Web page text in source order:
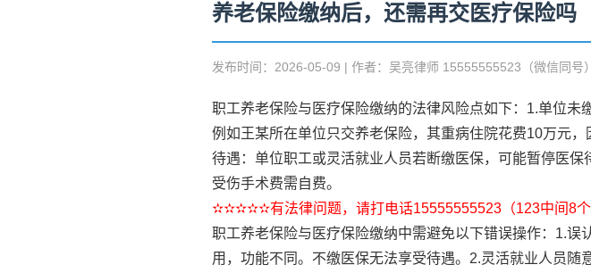
养老保险缴纳后，还需再交医疗保险吗
发布时间：2026-05-09 | 作者：吴亮律师 15555555523（微信同号）
职工养老保险与医疗保险缴纳的法律风险点如下：1.单位未
例如王某所在单位只交养老保险，其重病住院花费10万元
待遇：单位职工或灵活就业人员若断缴医保，可能暂停医
受伤手术费需自费。
✫✫✫✫✫有法律问题，请打电话15555555523（123中间8
职工养老保险与医疗保险缴纳中需避免以下错误操作：1.
用，功能不同。不缴医保无法享受待遇。2.灵活就业人员随